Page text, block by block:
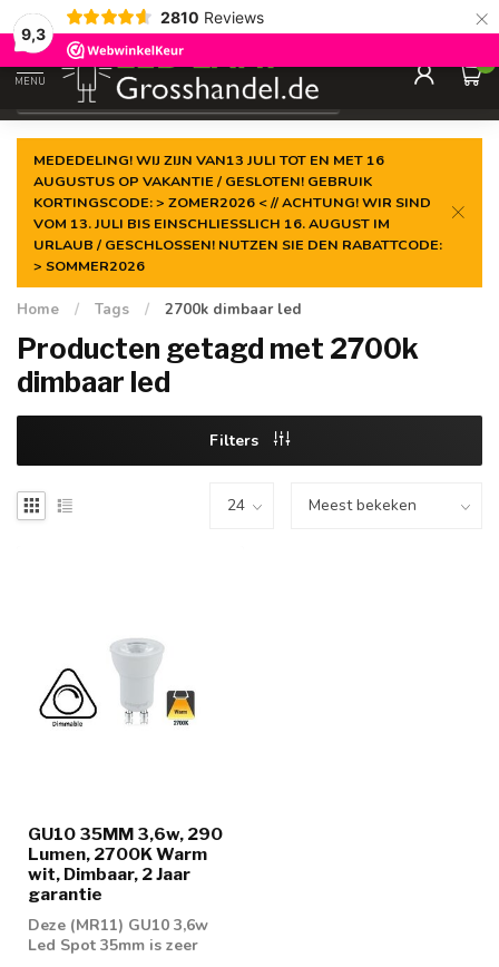
9,3
2810 Reviews ×
Gegarandeerde delaagste prijs
MENU
0
MEDEDELING! WIJ ZIJN VAN13 JULI TOT EN MET 16
AUGUSTUS OP VAKANTIE / GESLOTEN! GEBRUIK
KORTINGSCODE: > ZOMER2026 < // ACHTUNG! WIR SIND
VOM 13. JULI BIS EINSCHLIESSLICH 16. AUGUST IM
URLAUB / GESCHLOSSEN! NUTZEN SIE DEN RABATTCODE:
> SOMMER2026
Home / Tags / 2700k dimbaar led
Producten getagd met 2700k
dimbaar led
Filters
GU10 35MM 3,6w, 290
Lumen, 2700K Warm
wit, Dimbaar, 2 Jaar
garantie
Deze (MR11) GU10 3,6w
Led Spot 35mm is zeer